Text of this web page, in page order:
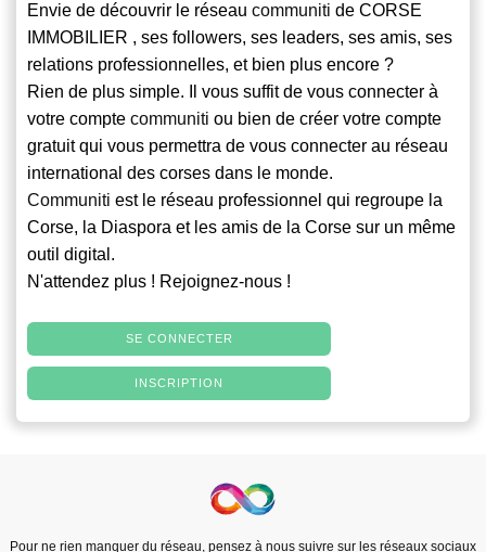
Envie de découvrir le réseau communiti de CORSE
IMMOBILIER , ses followers, ses leaders, ses amis, ses
relations professionnelles, et bien plus encore ?
Rien de plus simple. Il vous suffit de vous connecter à
votre compte communiti ou bien de créer votre compte
gratuit qui vous permettra de vous connecter au réseau
international des corses dans le monde.
Communiti est le réseau professionnel qui regroupe la
Corse, la Diaspora et les amis de la Corse sur un même
outil digital.
N'attendez plus ! Rejoignez-nous !
SE CONNECTER
INSCRIPTION
Pour ne rien manquer du réseau, pensez à nous suivre sur les réseaux sociaux